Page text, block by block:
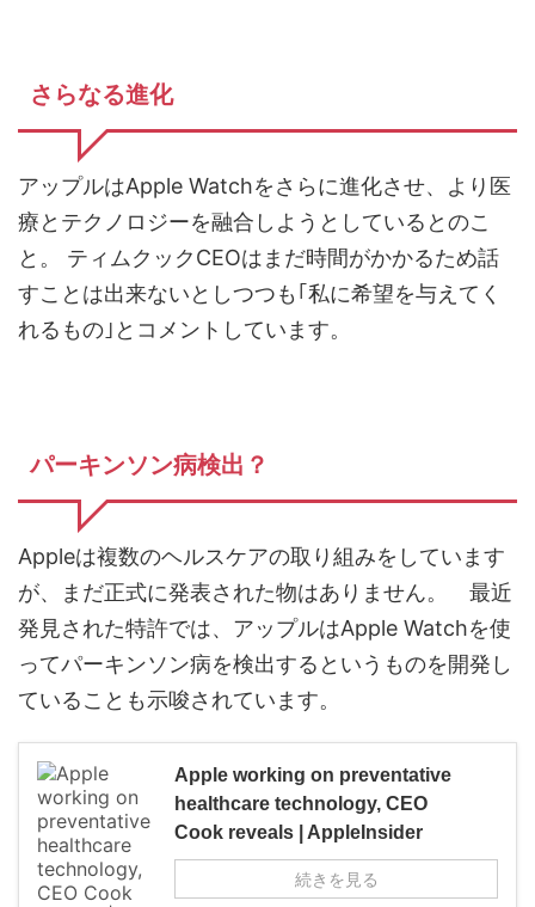
さらなる進化
アップルはApple Watchをさらに進化させ、より医
療とテクノロジーを融合しようとしているとのこ
と。 ティムクックCEOはまだ時間がかかるため話
すことは出来ないとしつつも｢私に希望を与えてく
れるもの｣とコメントしています。
パーキンソン病検出？
Appleは複数のヘルスケアの取り組みをしています
が、まだ正式に発表された物はありません。 最近
発見された特許では、アップルはApple Watchを使
ってパーキンソン病を検出するというものを開発し
ていることも示唆されています。
Apple working on preventative
healthcare technology, CEO
Cook reveals | AppleInsider
続きを見る